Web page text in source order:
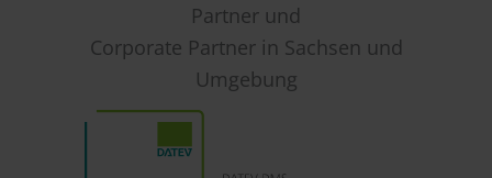
Partner und
Corporate Partner in Sachsen und
Umgebung